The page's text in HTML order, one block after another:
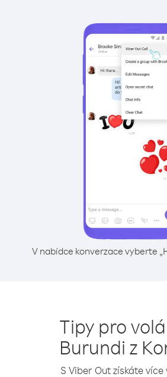
V nabídce konverzace vyberte
Tipy pro
Burundi z
S Viber Out získáte více